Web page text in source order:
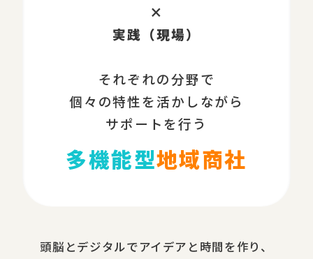
×
実践（現場）
それぞれの分野で
個々の特性を活かしながら
サポートを行う
多機能型地域商社
頭脳と​デジタルで​アイデアと​時間を​作り、​